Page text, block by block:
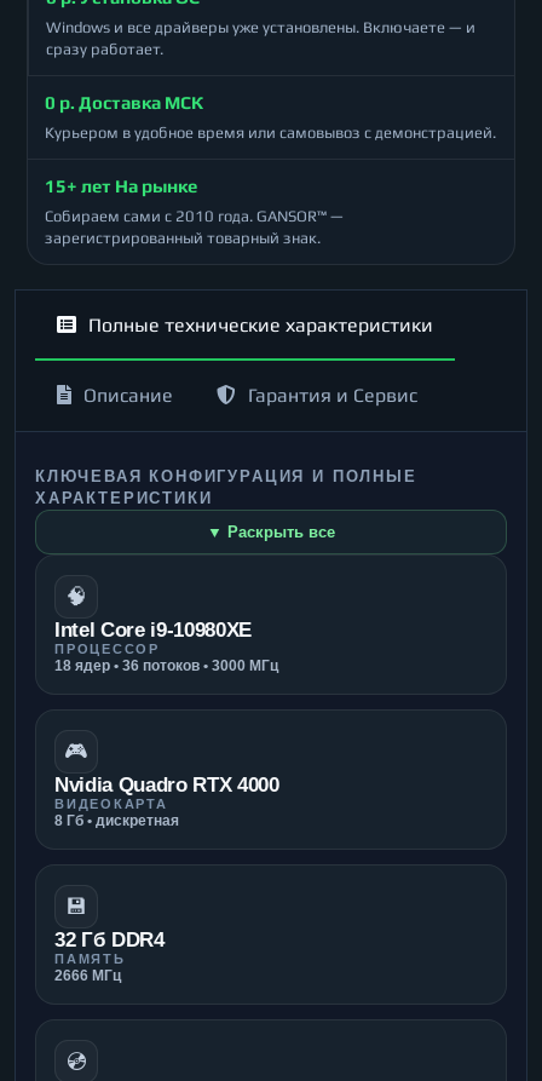
Windows и все драйверы уже установлены. Включаете — и
сразу работает.
0 р. Доставка МСК
Курьером в удобное время или самовывоз с демонстрацией.
15+ лет На рынке
Собираем сами с 2010 года. GANSOR™ —
зарегистрированный товарный знак.
Полные технические характеристики
Описание Гарантия и Сервис
КЛЮЧЕВАЯ КОНФИГУРАЦИЯ И ПОЛНЫЕ
ХАРАКТЕРИСТИКИ
▼ Раскрыть все
🧠
Intel Core i9-10980XE
ПРОЦЕССОР
18 ядер • 36 потоков • 3000 МГц
🎮
Nvidia Quadro RTX 4000
ВИДЕОКАРТА
8 Гб • дискретная
💾
32 Гб DDR4
ПАМЯТЬ
2666 МГц
💿